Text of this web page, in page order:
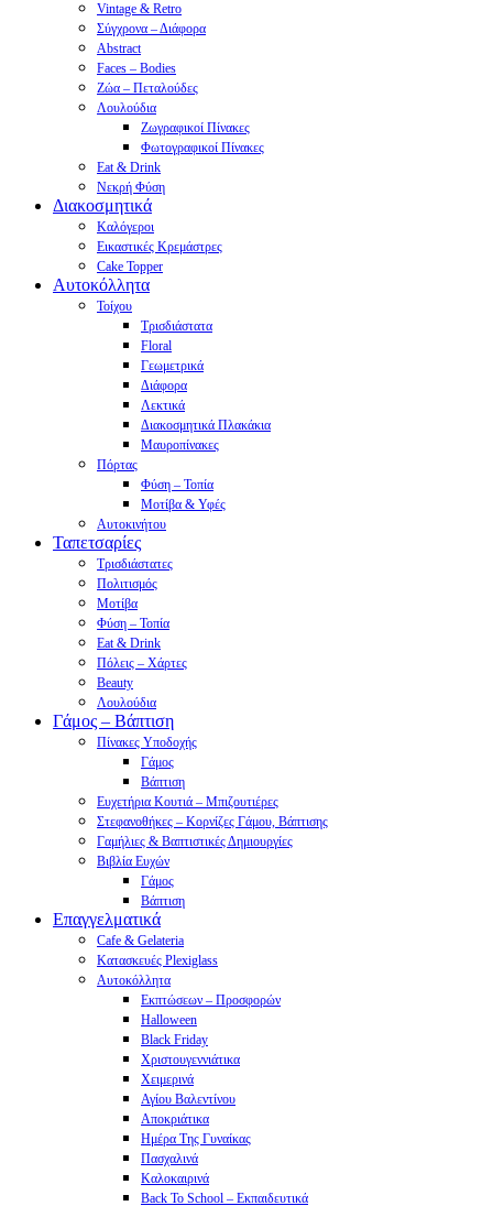
Vintage & Retro
Σύγχρονα – Διάφορα
Abstract
Faces – Bodies
Ζώα – Πεταλούδες
Λουλούδια
Ζωγραφικοί Πίνακες
Φωτογραφικοί Πίνακες
Eat & Drink
Νεκρή Φύση
Διακοσμητικά
Καλόγεροι
Εικαστικές Κρεμάστρες
Cake Topper
Αυτοκόλλητα
Τοίχου
Τρισδιάστατα
Floral
Γεωμετρικά
Διάφορα
Λεκτικά
Διακοσμητικά Πλακάκια
Μαυροπίνακες
Πόρτας
Φύση – Τοπία
Μοτίβα & Υφές
Αυτοκινήτου
Ταπετσαρίες
Τρισδιάστατες
Πολιτισμός
Μοτίβα
Φύση – Τοπία
Eat & Drink
Πόλεις – Χάρτες
Beauty
Λουλούδια
Γάμος – Βάπτιση
Πίνακες Υποδοχής
Γάμος
Βάπτιση
Ευχετήρια Κουτιά – Μπιζουτιέρες
Στεφανοθήκες – Κορνίζες Γάμου, Βάπτισης
Γαμήλιες & Βαπτιστικές Δημιουργίες
Βιβλία Ευχών
Γάμος
Βάπτιση
Επαγγελματικά
Cafe & Gelateria
Κατασκευές Plexiglass
Αυτοκόλλητα
Εκπτώσεων – Προσφορών
Halloween
Black Friday
Χριστουγεννιάτικα
Χειμερινά
Αγίου Βαλεντίνου
Αποκριάτικα
Ημέρα Της Γυναίκας
Πασχαλινά
Καλοκαιρινά
Back To School – Εκπαιδευτικά